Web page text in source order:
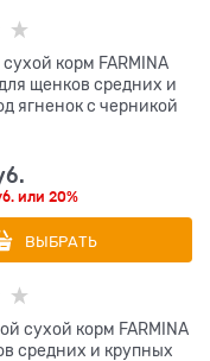
корм FARMINA
щенков средних и
ягненок с черникой
или20%
ВЫБРАТЬ
cухой корм FARMINA
средних и крупных